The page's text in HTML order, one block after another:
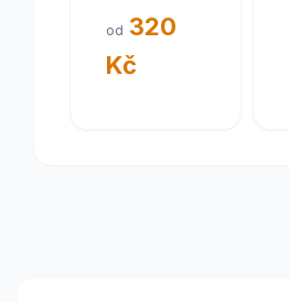
od 320
Kč